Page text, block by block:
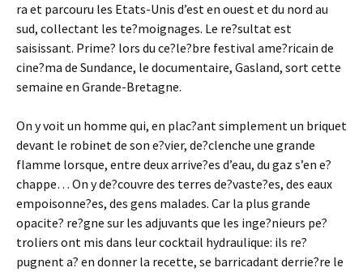
ra et parcouru les Etats-Unis d’est en ouest et du nord au
sud, collectant les te?moignages. Le re?sultat est
saisissant. Prime? lors du ce?le?bre festival ame?ricain de
cine?ma de Sundance, le documentaire, Gasland, sort cette
semaine en Grande-Bretagne.
On y voit un homme qui, en plac?ant simplement un briquet
devant le robinet de son e?vier, de?clenche une grande
flamme lorsque, entre deux arrive?es d’eau, du gaz s’en e?
chappe… On y de?couvre des terres de?vaste?es, des eaux
empoisonne?es, des gens malades. Car la plus grande
opacite? re?gne sur les adjuvants que les inge?nieurs pe?
troliers ont mis dans leur cocktail hydraulique: ils re?
pugnent a? en donner la recette, se barricadant derrie?re le